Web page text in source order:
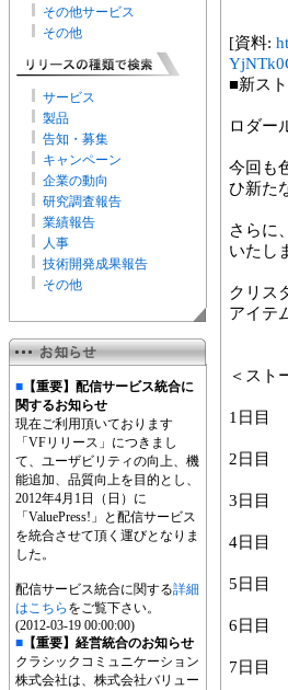
その他サービス
その他
サービス
製品
告知・募集
キャンペーン
企業の動向
研究調査報告
業績報告
人事
技術開発成果報告
その他
■ 【重要】配信サービス統合に
関するお知らせ
現在ご利用頂いております
「VFリリース」につきまし
て、ユーザビリティの向上、機
能追加、品質向上を目的とし、
2012年4月1日（日）に
「ValuePress!」と配信サービス
を統合させて頂く運びとなりま
した。
配信サービス統合に関する詳細
はこちら をご覧下さい。
(2012-03-19 00:00:00)
■ 【重要】経営統合のお知らせ
クラシックコミュニケーション
株式会社は、株式会社バリュー
[資料:
■新ス
ロダー
今回も
ひ新た
さらに
いたし
クリス
アイテ
＜スト
1日目
2日目
3日目
4日目
5日目
6日目
7日目